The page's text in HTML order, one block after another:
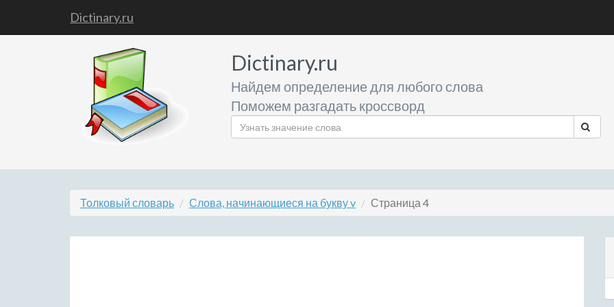
Dictinary.ru
Dictinary.ru
Найдем определение для любого слова
Поможем разгадать кроссворд
Толковый словарь Слова, начинающиеся на букву v Страница 4